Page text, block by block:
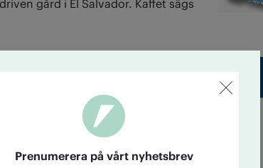
gård i El Salvador. Kaffet sägs
nykterhet
116 33 Stockholm
nummer av
Prenumerera på vårt nyhetsbrev